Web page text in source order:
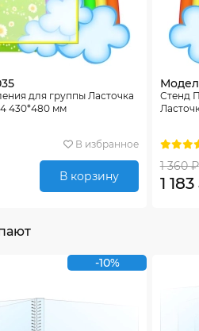
для группы Ласточка
430*480 мм
В избранное
В корзину
Стенд
1 360 ₽
1
-10%